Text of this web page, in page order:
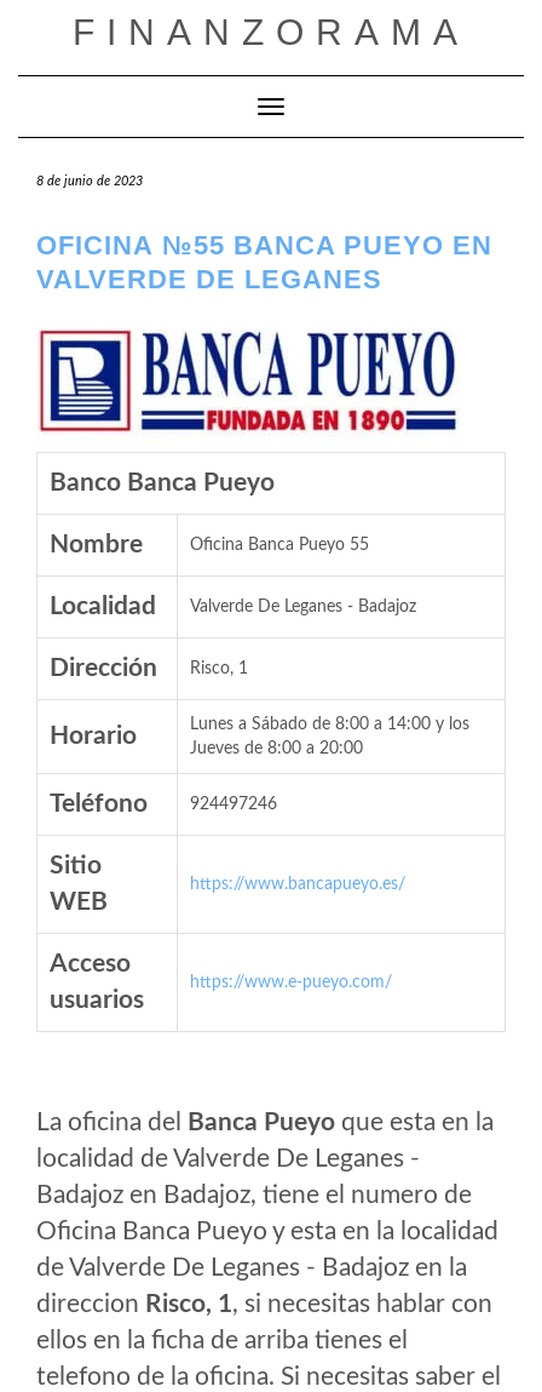
FINANZORAMA
Cambiar modo de navegación
8 de junio de 2023
OFICINA №55 BANCA PUEYO EN
VALVERDE DE LEGANES
Banco Banca Pueyo
Nombre Oficina Banca Pueyo 55
Localidad Valverde De Leganes - Badajoz
Dirección Risco, 1
Horario
Lunes a Sábado de 8:00 a 14:00 y los
Jueves de 8:00 a 20:00
Teléfono 924497246
Sitio
WEB
https://www.bancapueyo.es/
Acceso
usuarios
https://www.e-pueyo.com/
La oficina del Banca Pueyo que esta en la
localidad de Valverde De Leganes -
Badajoz en Badajoz, tiene el numero de
Oficina Banca Pueyo y esta en la localidad
de Valverde De Leganes - Badajoz en la
direccion Risco, 1, si necesitas hablar con
ellos en la ficha de arriba tienes el
telefono de la oficina. Si necesitas saber el